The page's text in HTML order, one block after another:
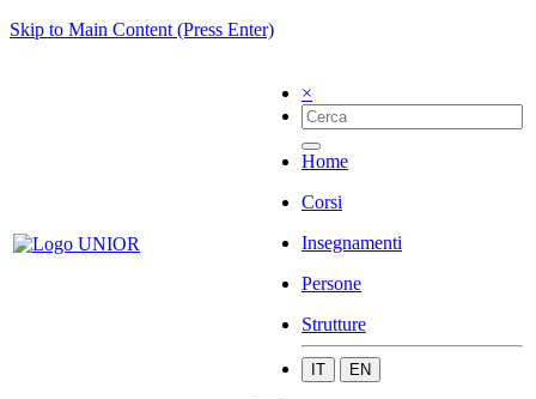
Skip to Main Content (Press Enter)
×
Home
Corsi
Insegnamenti
Persone
Strutture
IT EN